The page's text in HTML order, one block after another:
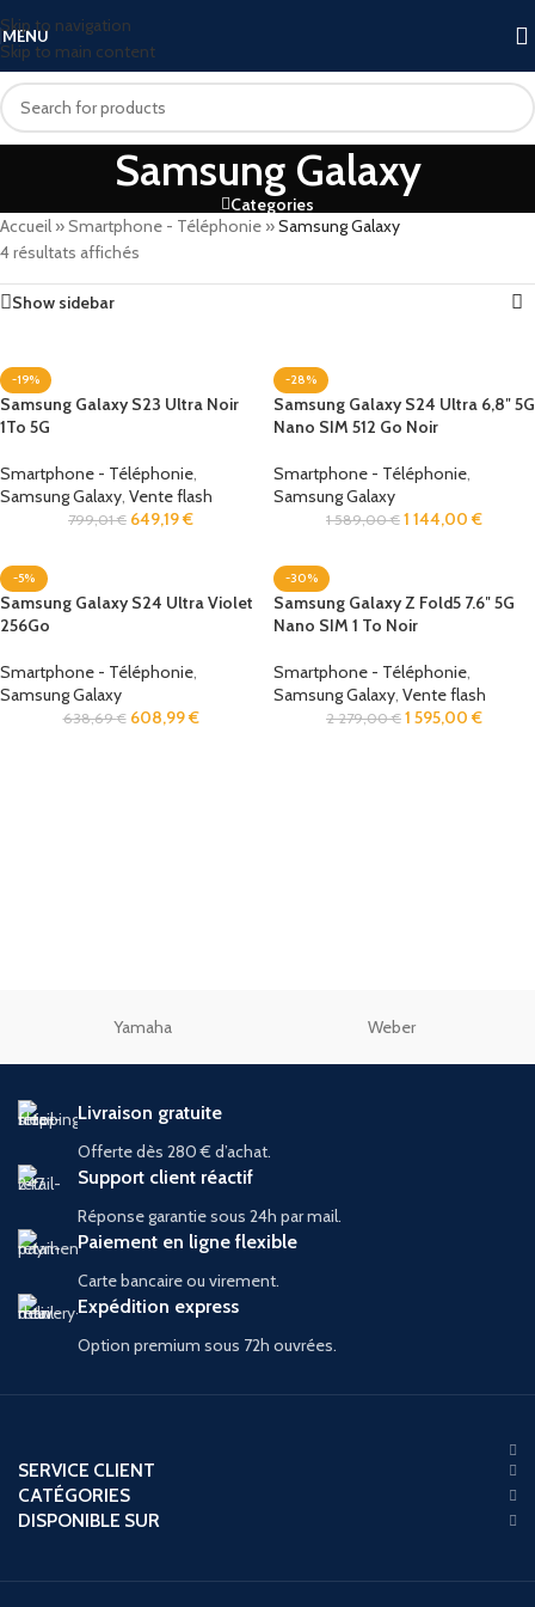
Skip to navigation
Skip to main content
MENU
Samsung Galaxy
Categories
Accueil »Smartphone - Téléphonie »Samsung Galaxy
4 résultats affichés
Show sidebar
-19%
Samsung Galaxy S23 Ultra Noir
1To 5G
Smartphone - Téléphonie,
Samsung Galaxy, Vente flash
799,01€ 649,19€
-28%
Samsung Galaxy S24 Ultra 6,8″ 5G
Nano SIM 512 Go Noir
Smartphone - Téléphonie,
Samsung Galaxy
1 589,00€ 1 144,00 €
-5%
Samsung Galaxy S24 Ultra Violet
256Go
Smartphone - Téléphonie,
Samsung Galaxy
638,69€ 608,99€
-30%
Samsung Galaxy Z Fold5 7.6″ 5G
Nano SIM 1 To Noir
Smartphone - Téléphonie,
Samsung Galaxy, Vente flash
2 279,00€ 1 595,00 €
Yamaha Weber
Livraison gratuite
Offerte dès 280 € d’achat.
Support client réactif
Réponse garantie sous 24h par mail.
Paiement en ligne flexible
Carte bancaire ou virement.
Expédition express
Option premium sous 72h ouvrées.
SERVICE CLIENT
CATÉGORIES
DISPONIBLE SUR